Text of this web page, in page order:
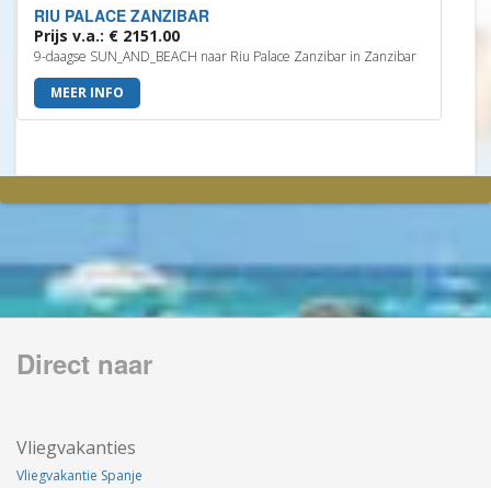
RIU PALACE ZANZIBAR
Prijs v.a.: € 2151.00
9-daagse SUN_AND_BEACH naar Riu Palace Zanzibar in Zanzibar
MEER INFO
Direct naar
Vliegvakanties
Vliegvakantie Spanje